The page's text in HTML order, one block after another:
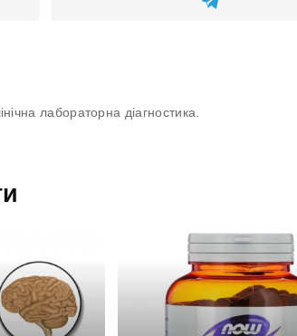
лабораторна діагностика.